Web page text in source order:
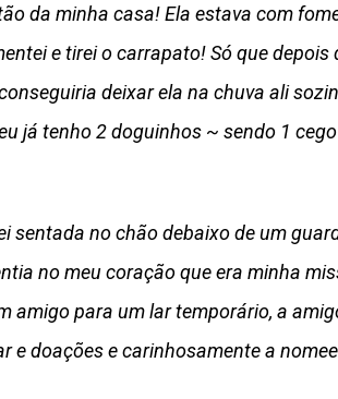
da minha casa! Ela estava com
e tirei o carrapato! Só que
deixar ela na chuva ali
já tenho 2 doguinhos ~ sendo 1
sentada no chão debaixo de um
no meu coração que era minha
amigo para um lar temporário, a
e doações e carinhosamente a